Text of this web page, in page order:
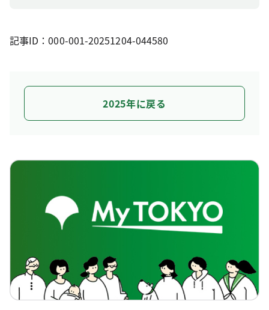
記事ID：000-001-20251204-044580
2025年に戻る